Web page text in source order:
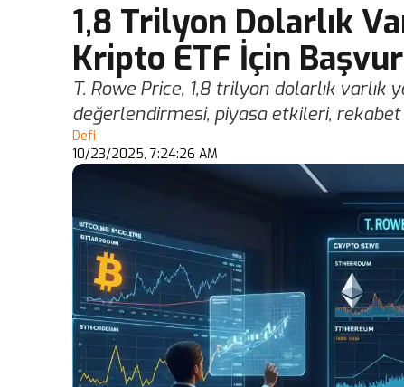
1,8 Trilyon Dolarlık
Kripto ETF İçin
T. Rowe Price, 1,8 trilyon dolarlık varlık
değerlendirmesi, piyasa etkileri, rekabet
Defi
10/23/2025, 7:24:26 AM